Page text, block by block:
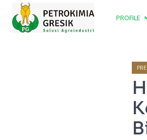
PROFILE